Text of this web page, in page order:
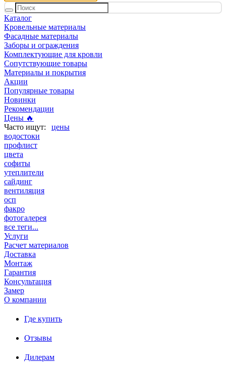
Каталог
Кровельные материалы
Фасадные материалы
Заборы и ограждения
Комплектующие для кровли
Сопутствующие товары
Материалы и покрытия
Акции
Популярные товары
Новинки
Рекомендации
Цены 🔥
цены
водостоки
профлист
цвета
софиты
утеплители
сайдинг
вентиляция
осп
факро
фотогалерея
все теги...
Услуги
Расчет материалов
Доставка
Монтаж
Гарантия
Консультация
Замер
О компании
Где купить
Отзывы
Дилерам